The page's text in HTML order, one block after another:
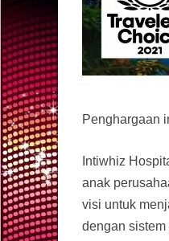
Penghargaan
Intiwhiz
anak
visi untuk
dengan